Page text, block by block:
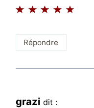
Répondre
grazi dit :